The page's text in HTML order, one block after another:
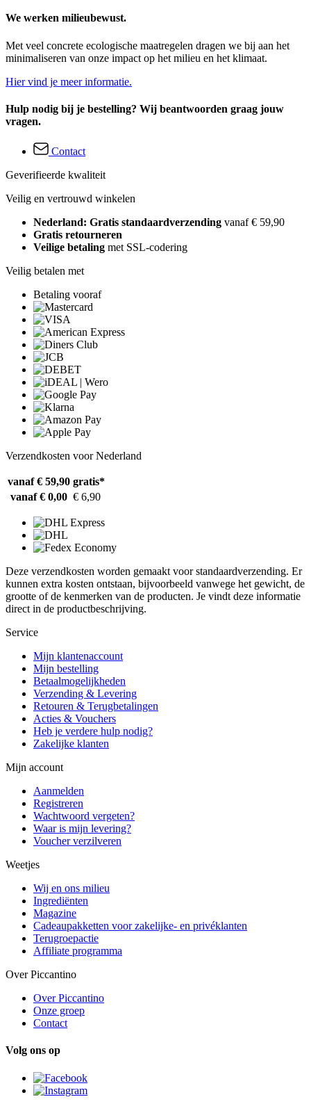
We werken milieubewust.
Met veel concrete ecologische maatregelen dragen we bij aan het
minimaliseren van onze impact op het milieu en het klimaat.
Hier vind je meer informatie.
Hulp nodig bij je bestelling? Wij beantwoorden graag jouw
vragen.
Contact
Geverifieerde kwaliteit
Veilig en vertrouwd winkelen
Nederland: Gratis standaardverzending vanaf € 59,90
Gratis retourneren
Veilige betaling met SSL-codering
Veilig betalen met
Betaling vooraf
Verzendkosten voor Nederland
vanaf € 59,90 gratis*
vanaf € 0,00 € 6,90
Deze verzendkosten worden gemaakt voor standaardverzending. Er
kunnen extra kosten ontstaan, bijvoorbeeld vanwege het gewicht, de
grootte of de kenmerken van de producten. Je vindt deze informatie
direct in de productbeschrijving.
Service
Mijn klantenaccount
Mijn bestelling
Betaalmogelijkheden
Verzending & Levering
Retouren & Terugbetalingen
Acties & Vouchers
Heb je verdere hulp nodig?
Zakelijke klanten
Mijn account
Aanmelden
Registreren
Wachtwoord vergeten?
Waar is mijn levering?
Voucher verzilveren
Weetjes
Wij en ons milieu
Ingrediënten
Magazine
Cadeaupakketten voor zakelijke- en privéklanten
Terugroepactie
Affiliate programma
Over Piccantino
Over Piccantino
Onze groep
Contact
Volg ons op